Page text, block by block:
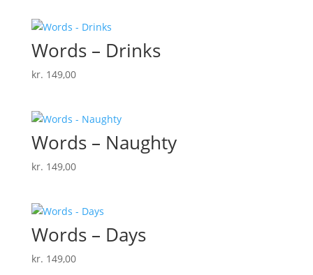
Words – Drinks
kr. 149,00
Words – Naughty
kr. 149,00
Words – Days
kr. 149,00